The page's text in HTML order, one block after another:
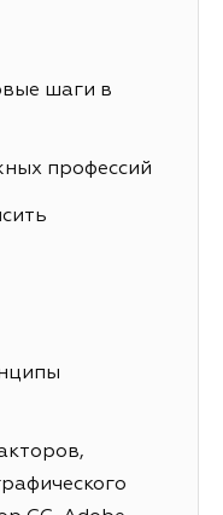
шаги в
профессий